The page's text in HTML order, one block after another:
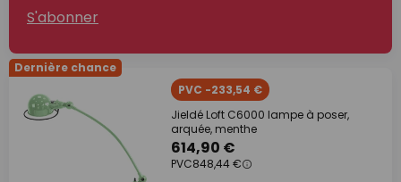
S'abonner
Dernière chance
PVC -233,54 €
Jieldé Loft C6000 lampe à poser,
arquée, menthe
614,90 €
PVC848,44 €